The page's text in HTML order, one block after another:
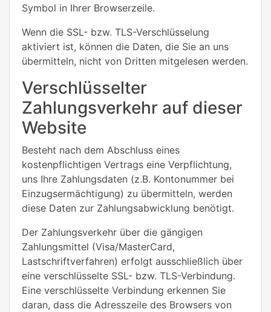
Symbol in Ihrer Browserzeile.
Wenn die SSL- bzw. TLS-Verschlüsselung
aktiviert ist, können die Daten, die Sie an uns
übermitteln, nicht von Dritten mitgelesen werden.
Verschlüsselter
Zahlungsverkehr auf dieser
Website
Besteht nach dem Abschluss eines
kostenpflichtigen Vertrags eine Verpflichtung,
uns Ihre Zahlungsdaten (z.B. Kontonummer bei
Einzugsermächtigung) zu übermitteln, werden
diese Daten zur Zahlungsabwicklung benötigt.
Der Zahlungsverkehr über die gängigen
Zahlungsmittel (Visa/MasterCard,
Lastschriftverfahren) erfolgt ausschließlich über
eine verschlüsselte SSL- bzw. TLS-Verbindung.
Eine verschlüsselte Verbindung erkennen Sie
daran, dass die Adresszeile des Browsers von